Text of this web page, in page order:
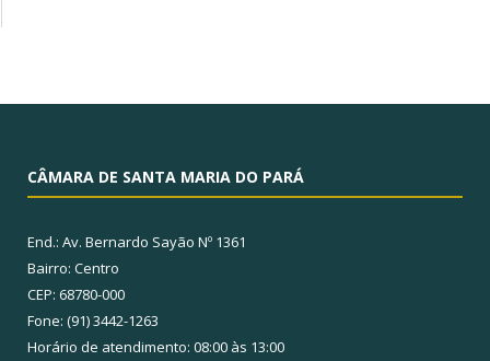
CÂMARA DE SANTA MARIA DO PARÁ
End.: Av. Bernardo Sayão Nº 1361
Bairro: Centro
CEP: 68780-000
Fone: (91) 3442-1263
Horário de atendimento: 08:00 às 13:00